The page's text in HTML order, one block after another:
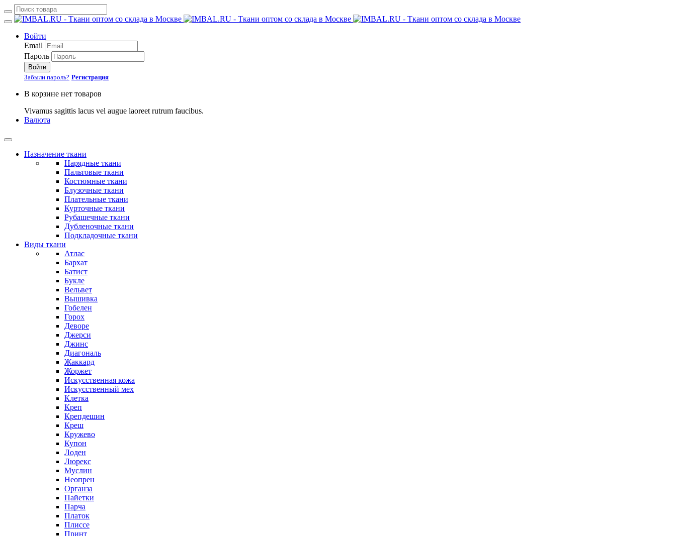
Войти
Email
Пароль
Войти
Забыли пароль? Регистрация
В корзине нет товаров
Vivamus sagittis lacus vel augue laoreet rutrum faucibus.
Валюта
Назначение ткани
Нарядные ткани
Пальтовые ткани
Костюмные ткани
Блузочные ткани
Плательные ткани
Курточные ткани
Рубашечные ткани
Дубленочные ткани
Подкладочные ткани
Виды ткани
Атлас
Бархат
Батист
Букле
Вельвет
Вышивка
Гобелен
Горох
Деворе
Джерси
Джинс
Диагональ
Жаккард
Жоржет
Искусственная кожа
Искусственный мех
Клетка
Креп
Крепдешин
Креш
Кружево
Купон
Лоден
Люрекс
Муслин
Неопрен
Органза
Пайетки
Парча
Платок
Плиссе
Принт